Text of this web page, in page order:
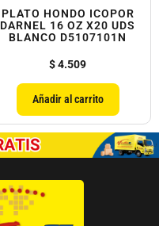
PLATO HONDO ICOPOR
DARNEL 16 OZ X20 UDS
BLANCO D5107101N
$4.509
Añadir al carrito